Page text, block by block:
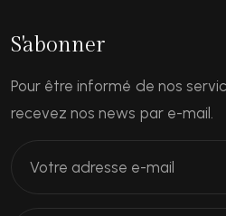
S'abonner
Pour être informé de nos
recevez nos news par e-mail.